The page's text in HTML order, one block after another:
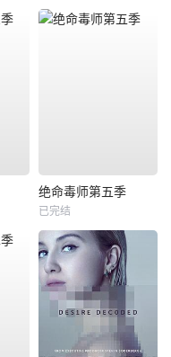
绝命毒师第五季
已完结